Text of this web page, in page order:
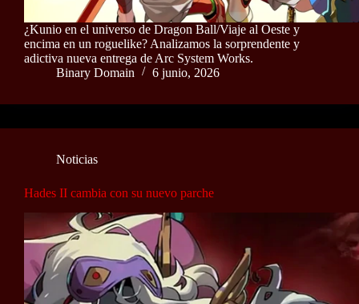
¿Kunio en el universo de Dragon Ball/Viaje al Oeste y
encima en un roguelike? Analizamos la sorprendente y
adictiva nueva entrega de Arc System Works.
Binary Domain
6 junio, 2026
Noticias
Hades II cambia con su nuevo parche